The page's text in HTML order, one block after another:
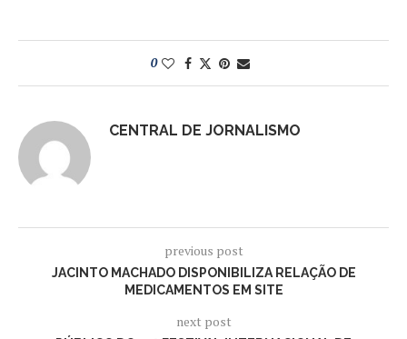
0
CENTRAL DE JORNALISMO
previous post
JACINTO MACHADO DISPONIBILIZA RELAÇÃO DE
MEDICAMENTOS EM SITE
next post